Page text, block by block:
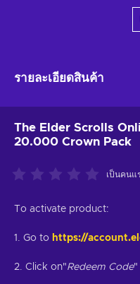
รายละเอียดสินค้า
The Elder Scrolls
20.000 Crown Pack
เป็นคนแ
To activate product:
1. Go to https://
2. Click on"Redeem Code"